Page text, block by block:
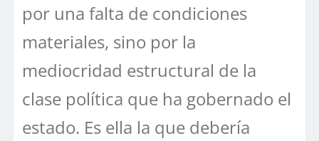
por una falta de condiciones
materiales, sino por la
mediocridad estructural de la
clase política que ha gobernado el
estado. Es ella la que debería